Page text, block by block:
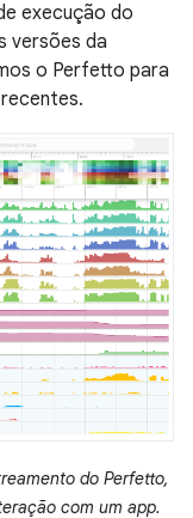
execução do
versões da
o Perfetto para
do Perfetto,
com um app.